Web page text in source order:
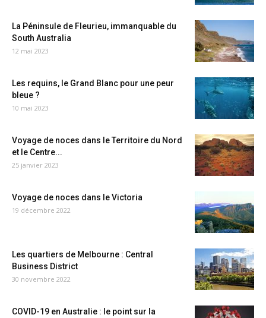
La Péninsule de Fleurieu, immanquable du
South Australia
12 mai 2023
Les requins, le Grand Blanc pour une peur
bleue ?
10 mai 2023
Voyage de noces dans le Territoire du Nord
et le Centre...
25 janvier 2023
Voyage de noces dans le Victoria
19 décembre 2022
Les quartiers de Melbourne : Central
Business District
30 novembre 2022
COVID-19 en Australie : le point sur la